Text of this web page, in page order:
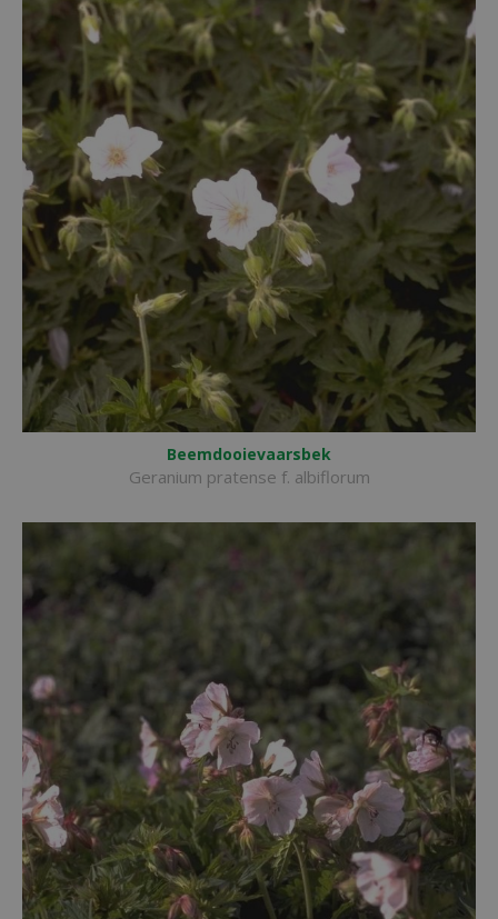
Beemdooievaarsbek
Geranium pratense f. albiflorum